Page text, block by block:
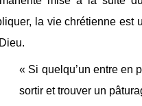
la vie chrétienne est
« Si quelqu’un entre en
sortir et trouver un